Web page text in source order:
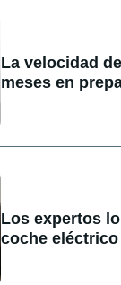
La velocidad
meses en
Los expertos
coche